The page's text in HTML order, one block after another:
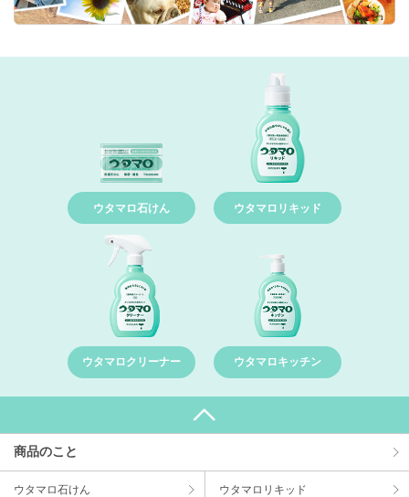
ウタマロ石けん ウタマロリキッド
ウタマロクリーナー ウタマロキッチン
商品のこと
ウタマロ⽯けん ウタマロリキッド